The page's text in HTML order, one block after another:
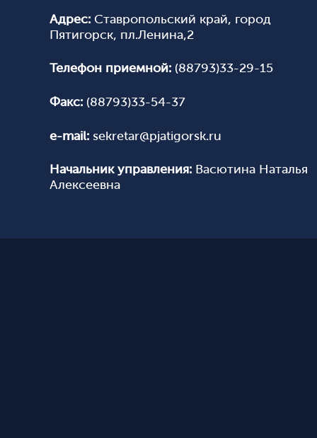
Адрес: Ставропольский край, город
Пятигорск, пл.Ленина,2
Телефон приемной: (88793)33-29-15
Факс: (88793)33-54-37
e-mail: sekretar@pjatigorsk.ru
Начальник управления: Васютина Наталья
Алексеевна